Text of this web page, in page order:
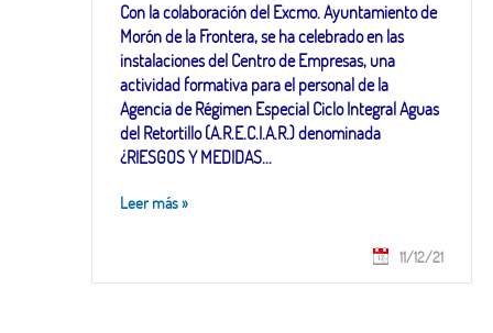
Con la colaboración del Excmo. Ayuntamiento de
Morón de la Frontera, se ha celebrado en las
instalaciones del Centro de Empresas, una
actividad formativa para el personal de la
Agencia de Régimen Especial Ciclo Integral Aguas
del Retortillo (A.R.E.C.I.A.R.) denominada
¿RIESGOS Y MEDIDAS...
Leer más»
11/12/21